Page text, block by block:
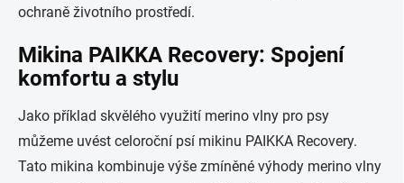
ochraně životního prostředí.
Mikina PAIKKA Recovery: Spojení
komfortu a stylu
Jako příklad skvělého využití merino vlny pro psy
můžeme uvést celoroční psí mikinu PAIKKA Recovery.
Tato mikina kombinuje výše zmíněné výhody merino vlny